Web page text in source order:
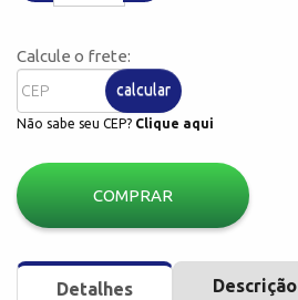
Calcule o frete:
calcular
Não sabe seu CEP? Clique aqui
COMPRAR
Detalhes Descrição